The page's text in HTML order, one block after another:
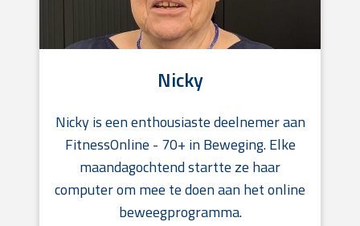
Nicky
Nicky is een enthousiaste deelnemer aan
FitnessOnline - 70+ in Beweging. Elke
maandagochtend startte ze haar
computer om mee te doen aan het online
beweegprogramma.